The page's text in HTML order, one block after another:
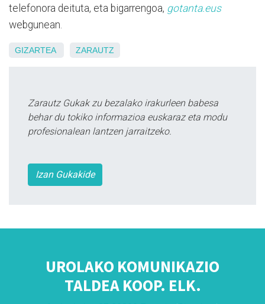
telefonora deituta, eta bigarrengoa, gotanta.eus
webgunean.
GIZARTEA ZARAUTZ
Zarautz Gukak zu bezalako irakurleen babesa
behar du tokiko informazioa euskaraz eta modu
profesionalean lantzen jarraitzeko.
Izan Gukakide
UROLAKO KOMUNIKAZIO
TALDEA KOOP. ELK.